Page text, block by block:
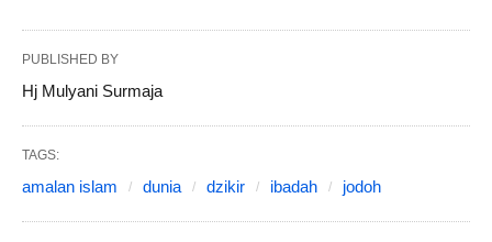
PUBLISHED BY
Hj Mulyani Surmaja
TAGS:
amalan islam dunia dzikir ibadah jodoh